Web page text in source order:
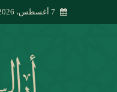
7 أغسطس، 2026